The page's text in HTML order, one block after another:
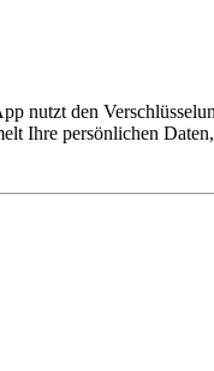
nutzt den
Ihre persönlichen